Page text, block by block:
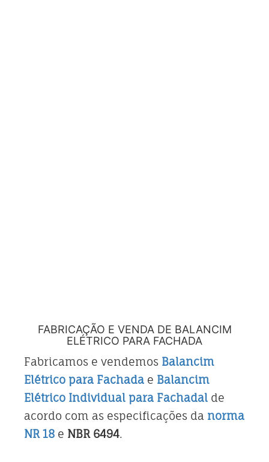
FABRICAÇÃO E VENDA DE BALANCIM
ELÉTRICO PARA FACHADA
Fabricamos e vendemos Balancim
Elétrico para Fachada e Balancim
Elétrico Individual para Fachadal de
acordo com as especificações da norma
NR 18 e NBR 6494.